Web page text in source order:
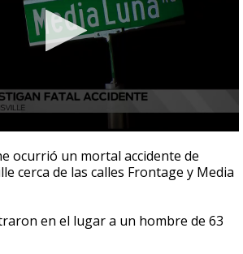
ocurrió un mortal accidente de
cerca de las calles Frontage y Media
en el lugar a un hombre de 63